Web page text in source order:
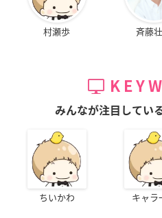
村瀬歩 斉藤
みんなが注目してい
ちいかわ キャラ